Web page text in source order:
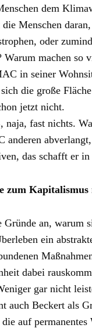
dem
Menschen
oder
Warum machen so
in seiner
die große
jetzt nicht.
fast nichts.
anderen
das schafft er
zum
Gründe an, warum
ein
dabei
gar nicht
auch Beckert als
auf